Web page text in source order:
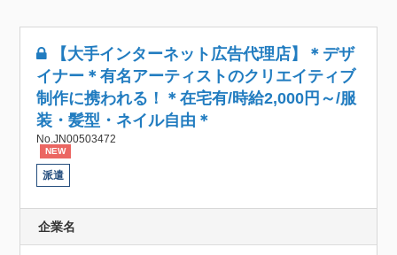
【大手インターネット広告代理店】＊デザ
イナー＊有名アーティストのクリエイティブ
制作に携われる！＊在宅有/時給2,000円～/服
装・髪型・ネイル自由＊
No.JN00503472
NEW
派遣
企業名